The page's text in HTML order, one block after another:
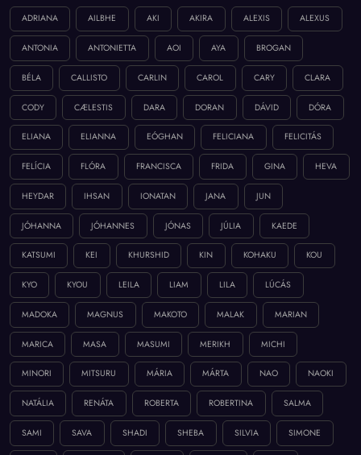
ADRIANA AILBHE AKI AKIRA ALEXIS ALEXUS
ANTONIA ANTONIETTA AOI AYA BROGAN
BÉLA CALLISTO CARLIN CAROL CARY CLARA
CODY CÆLESTIS DARA DORAN DÁVID DÓRA
ELIANA ELIANNA EÓGHAN FELICIANA FELICITÁS
FELÍCIA FLÓRA FRANCISCA FRIDA GINA HEVA
HEYDAR IHSAN IONATAN JANA JUN
JÓHANNA JÓHANNES JÓNAS JÚLIA KAEDE
KATSUMI KEI KHURSHID KIN KOHAKU KOU
KYO KYOU LEILA LIAM LILA LÚCÁS
MADOKA MAGNUS MAKOTO MALAK MARIAN
MARICA MASA MASUMI MERIKH MICHI
MINORI MITSURU MÁRIA MÁRTA NAO NAOKI
NATÁLIA RENÁTA ROBERTA ROBERTINA SALMA
SAMI SAVA SHADI SHEBA SILVIA SIMONE